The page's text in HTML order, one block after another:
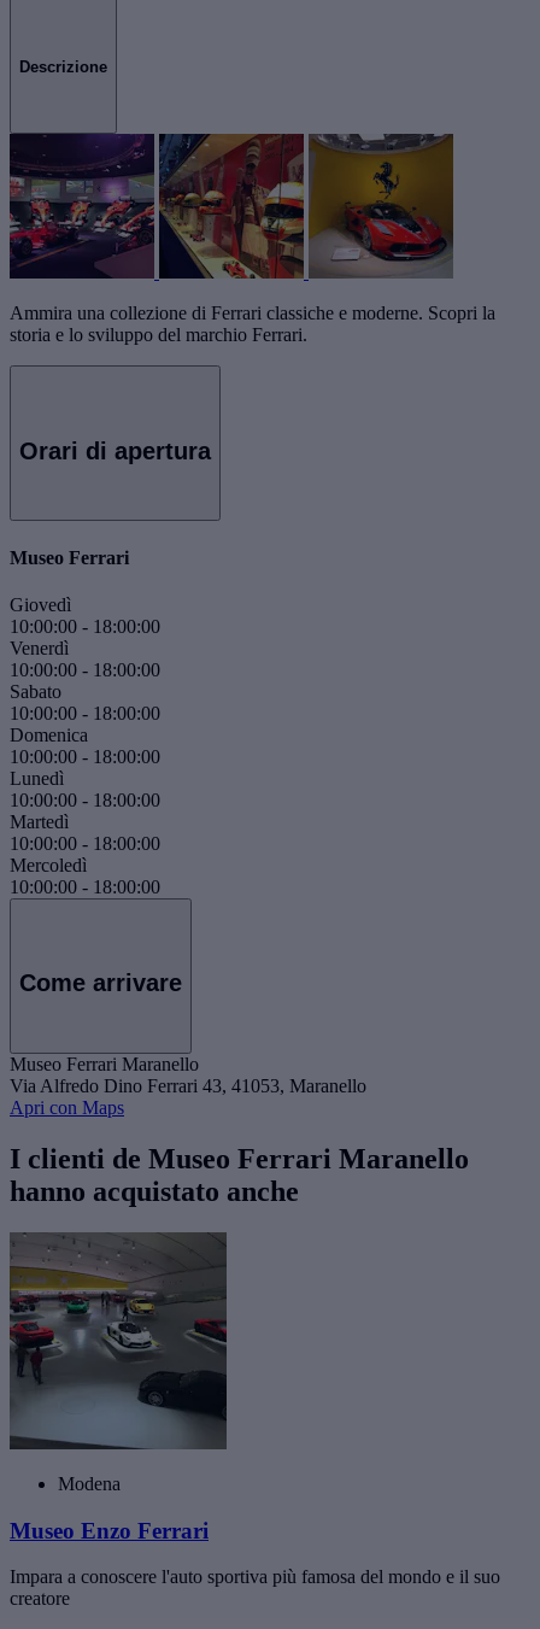
Descrizione
Ammira una collezione di Ferrari classiche e moderne. Scopri la
storia e lo sviluppo del marchio Ferrari.
Orari di apertura
Museo Ferrari
Giovedì
10:00:00 - 18:00:00
Venerdì
10:00:00 - 18:00:00
Sabato
10:00:00 - 18:00:00
Domenica
10:00:00 - 18:00:00
Lunedì
10:00:00 - 18:00:00
Martedì
10:00:00 - 18:00:00
Mercoledì
10:00:00 - 18:00:00
Come arrivare
Museo Ferrari Maranello
Via Alfredo Dino Ferrari 43, 41053, Maranello
Apri con Maps
I clienti de Museo Ferrari Maranello
hanno acquistato anche
Modena
Museo Enzo Ferrari
Impara a conoscere l'auto sportiva più famosa del mondo e il suo
creatore